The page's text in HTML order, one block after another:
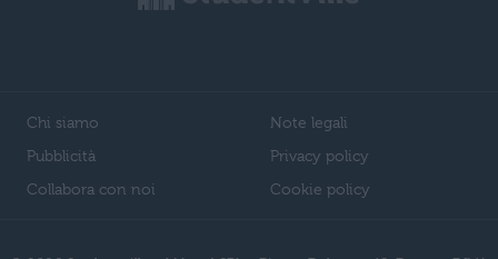
Chi siamo
Pubblicità
Collabora con noi
Note legali
Privacy policy
Cookie policy